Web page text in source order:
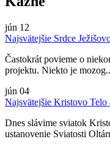
jún 12
Najsvätejšie Srdce
Častokrát povieme o
projektu. Niekto je
jún 04
Najsvätejšie Kristovo
Dnes slávime sviatok
ustanovenie Sviatosti